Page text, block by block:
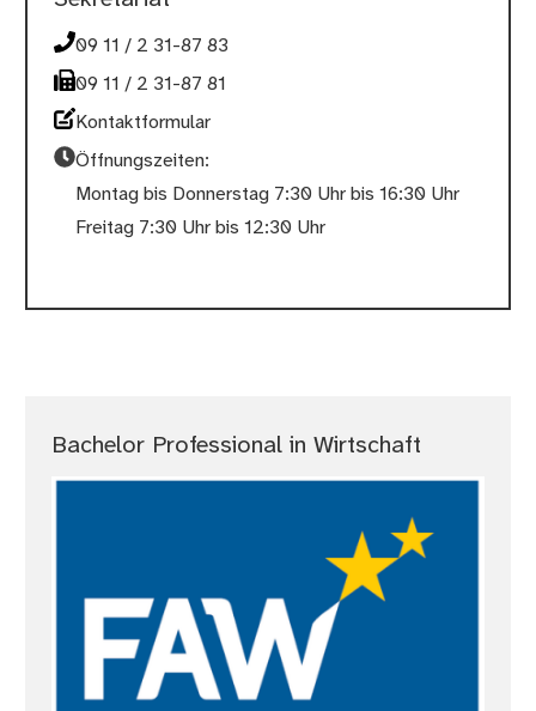
09 11 / 2 31-87 83
09 11 / 2 31-87 81
Kontaktformular
Öffnungszeiten:
Montag bis Donnerstag 7:30 Uhr bis 16:30 Uhr
Freitag 7:30 Uhr bis 12:30 Uhr
Bachelor Professional in Wirtschaft